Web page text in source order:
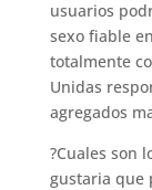
usuarios
sexo fiable
totalmente
Unidas
agregados
?Cuales son
gustaria que